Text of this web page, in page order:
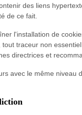
des liens
de ce fait.
l'installation de
traceur non
directrices et
avec le même